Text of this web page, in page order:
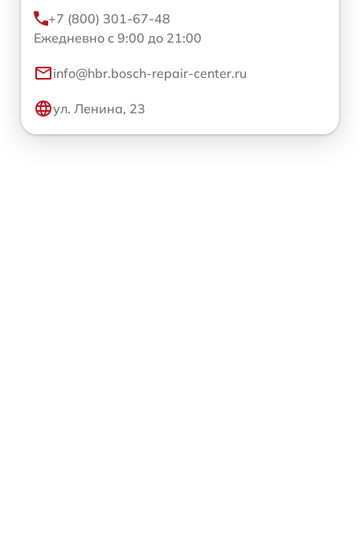
+7 (800) 301-67-48
Ежедневно с 9:00 до 21:00
info@hbr.bosch-repair-center.ru
ул. Ленина, 23